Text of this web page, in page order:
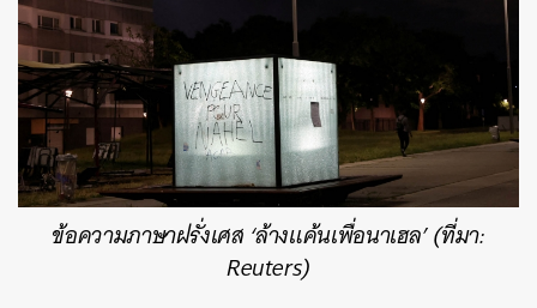
ข้อความภาษาฝรั่งเศส ‘ล้างแค้นเพื่อนาเฮล’ (ที่มา:
Reuters)